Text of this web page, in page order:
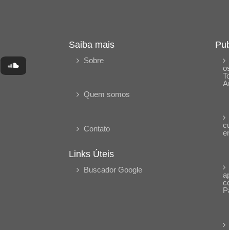
Saiba mais
Sobre
Quem somos
Contato
Links Úteis
Buscador Google